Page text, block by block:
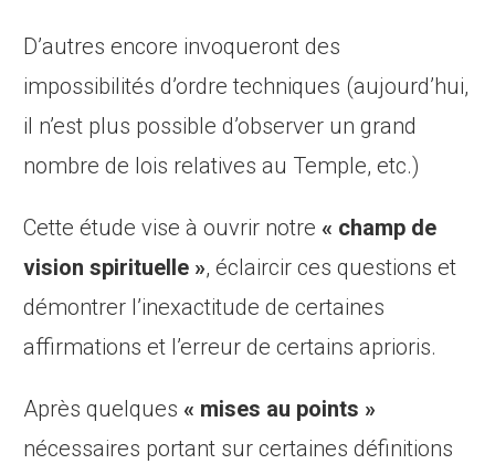
D’autres encore invoqueront des
impossibilités d’ordre techniques (aujourd’hui,
il n’est plus possible d’observer un grand
nombre de lois relatives au Temple, etc.)
Cette étude vise à ouvrir notre« champ de
vision spirituelle », éclaircir ces questions et
démontrer l’inexactitude de certaines
affirmations et l’erreur de certains aprioris.
Après quelques« mises au points »
nécessaires portant sur certaines définitions